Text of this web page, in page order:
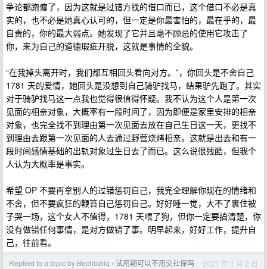
争论都跑偏了，因为这就是过错方找的借口而已，这个借口不必是真
实的，也不必是她真心认可的，但一定是你最害怕的，最在乎的，最
自责的，你的最大弱点。她发现了它并且毫不顾忌的使用它攻击了
你，来为自己的道德瑕疵开脱，这就是事情的全貌。
“在我掉头离开时，我们都互相回头看向对方。”，你回头是不舍自己
1781 天的爱情，她回头是没想到自己骑驴找马，结果驴先跑了。其实
对于骑驴找马这一点我也觉得很值得怀疑。我不认为这个人是第一次
见面的相亲对象，大概率有一段时间了，因为即便是家里安排的相亲
对象，也完全找不到理由第一次见面去放在自己生日这一天，更找不
到理由去跟第一次见面的人去通过野营烧烤相亲。这就是出去和有一
段时间感情基础的出轨对象过生日去了而已。这么说很残酷，但我个
人认为大概率是事实。
希望 OP 不要再拿别人的过错惩罚自己，我完全理解你现在的情绪和
不舍，但不要疯狂的鞭笞自己惩罚自己。好好睡一觉，大不了裹住被
子哭一场，这个女人不值得，1781 天喂了狗，但你一定要搞清楚，你
没有做错任何事情，是对方做错了事。明早起来，好好工作，提升自
己，往前看。
Replied to a topic by Bechbaliq › 试用期可以不用交社保吗 2021 年 1 月 2 日